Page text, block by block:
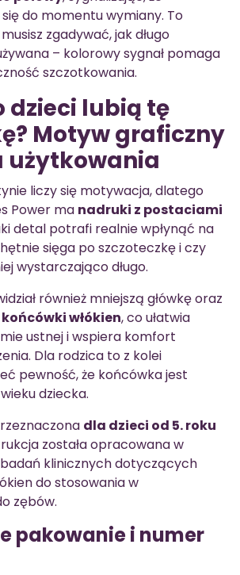
do momentu wymiany. To
zgadywać, jak długo
– kolorowy sygnał pomaga
szczotkowania.
dzieci lubią tę
Motyw graficzny
użytkowania
liczy się motywacja, dlatego
Power ma nadruki z postaciami
detal potrafi realnie wpłynąć na
sięga po szczoteczkę i czy
wystarczająco długo.
również mniejszą główkę oraz
włókien, co ułatwia
ustnej i wspiera komfort
Dla rodzica to z kolei
pewność, że końcówka jest
dziecka.
dla dzieci od 5. roku
została opracowana w
klinicznych dotyczących
do stosowania w
zębów.
pakowanie i numer